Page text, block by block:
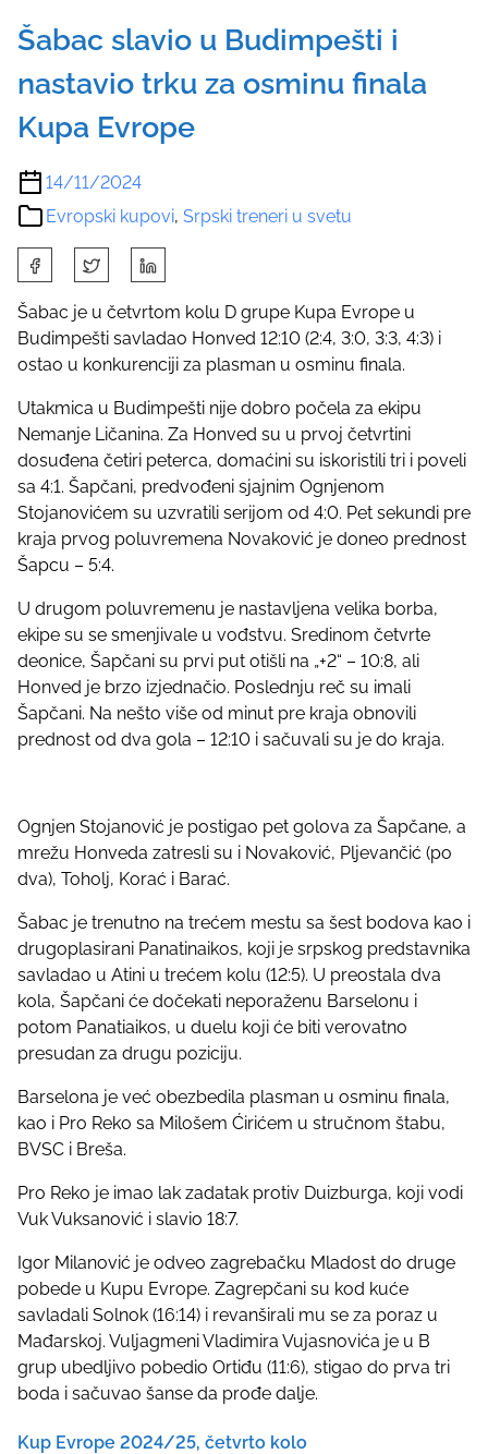
Šabac slavio u Budimpešti i
nastavio trku za osminu finala
Kupa Evrope
14/11/2024
Evropski kupovi, Srpski treneri u svetu
h
a
r
e
h
i
s
p
o
s
t
o
Šabac je u četvrtom kolu D grupe Kupa Evrope u
Budimpešti savladao Honved 12:10 (2:4, 3:0, 3:3, 4:3) i
ostao u konkurenciji za plasman u osminu finala.
Utakmica u Budimpešti nije dobro počela za ekipu
Nemanje Ličanina. Za Honved su u prvoj četvrtini
dosuđena četiri peterca, domaćini su iskoristili tri i poveli
sa 4:1. Šapčani, predvođeni sjajnim Ognjenom
Stojanovićem su uzvratili serijom od 4:0. Pet sekundi pre
kraja prvog poluvremena Novaković je doneo prednost
Šapcu – 5:4.
U drugom poluvremenu je nastavljena velika borba,
ekipe su se smenjivale u vođstvu. Sredinom četvrte
deonice, Šapčani su prvi put otišli na „+2“ – 10:8, ali
Honved je brzo izjednačio. Poslednju reč su imali
Šapčani. Na nešto više od minut pre kraja obnovili
prednost od dva gola – 12:10 i sačuvali su je do kraja.
Ognjen Stojanović je postigao pet golova za Šapčane, a
mrežu Honveda zatresli su i Novaković, Pljevančić (po
dva), Toholj, Korać i Barać.
Šabac je trenutno na trećem mestu sa šest bodova kao i
drugoplasirani Panatinaikos, koji je srpskog predstavnika
savladao u Atini u trećem kolu (12:5). U preostala dva
kola, Šapčani će dočekati neporaženu Barselonu i
potom Panatiaikos, u duelu koji će biti verovatno
presudan za drugu poziciju.
Barselona je već obezbedila plasman u osminu finala,
kao i Pro Reko sa Milošem Ćirićem u stručnom štabu,
BVSC i Breša.
Pro Reko je imao lak zadatak protiv Duizburga, koji vodi
Vuk Vuksanović i slavio 18:7.
Igor Milanović je odveo zagrebačku Mladost do druge
pobede u Kupu Evrope. Zagrepčani su kod kuće
savladali Solnok (16:14) i revanširali mu se za poraz u
Mađarskoj. Vuljagmeni Vladimira Vujasnovića je u B
grup ubedljivo pobedio Ortiđu (11:6), stigao do prva tri
boda i sačuvao šanse da prođe dalje.
Kup Evrope 2024/25, četvrto kolo